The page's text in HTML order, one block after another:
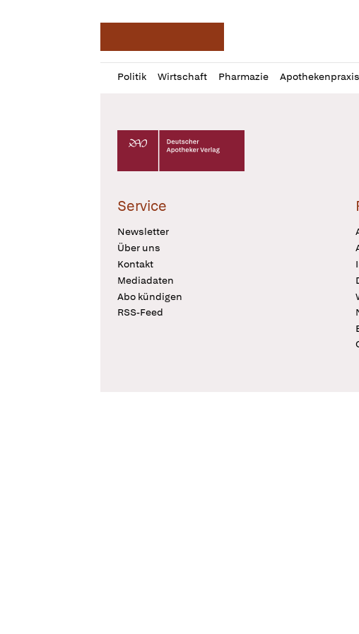
Politik Wirtschaft Pharmazie Apothekenpraxis
Profil
öffnen
Daz
Pur
Deutscher Apotheker Verlag Logo
Service
Newsletter
Über uns
Kontakt
Mediadaten
Abo kündigen
RSS-Feed